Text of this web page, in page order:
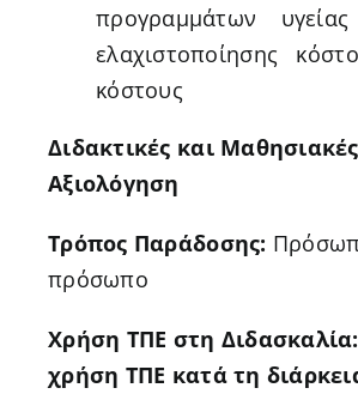
προγραμμάτων
ελαχιστοποίησης
κόστους
Διδακτικές και
Αξιολόγηση
Τρόπος Παράδοσης:
πρόσωπο
Χρήση ΤΠΕ στη Διδασκαλία:
χρήση ΤΠΕ κατά τη